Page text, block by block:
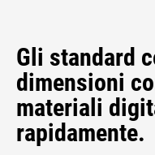
Gli standard
dimensioni
materiali
rapidamente.